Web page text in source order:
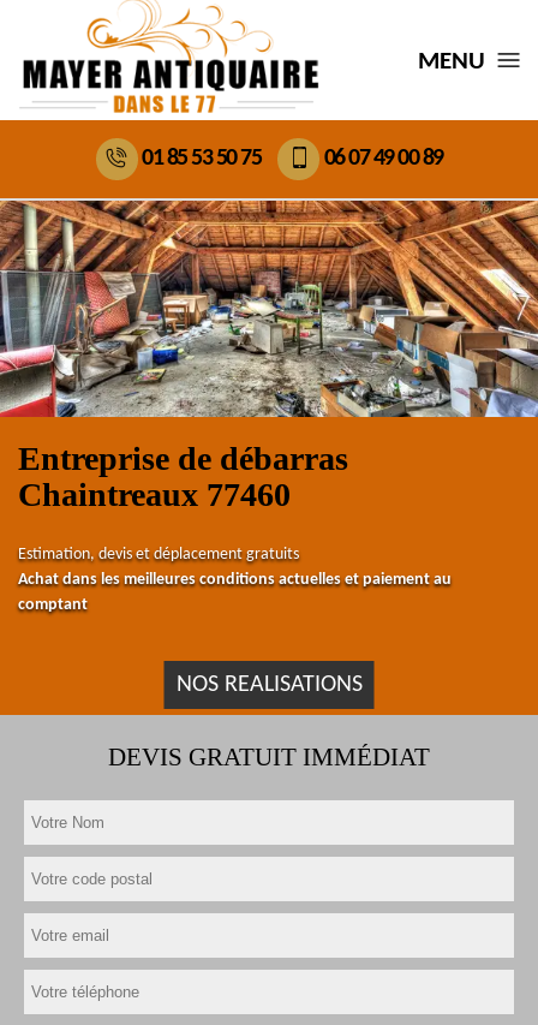
MENU
01 85 53 50 75 06 07 49 00 89
Entreprise de débarras
Chaintreaux 77460
Estimation, devis et déplacement gratuits
Achat dans les meilleures conditions actuelles et paiement au
comptant
NOS REALISATIONS
DEVIS GRATUIT IMMÉDIAT